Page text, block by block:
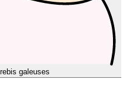
galeuses